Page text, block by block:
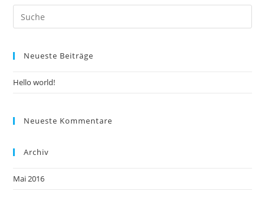
Neueste Beiträge
Hello world!
Neueste Kommentare
Archiv
Mai 2016